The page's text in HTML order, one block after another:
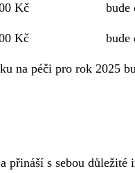
Kč bude
Kč bude
na péči pro rok 2025
přináší s sebou